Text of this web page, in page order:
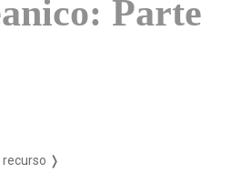
Parte
recurso ❭